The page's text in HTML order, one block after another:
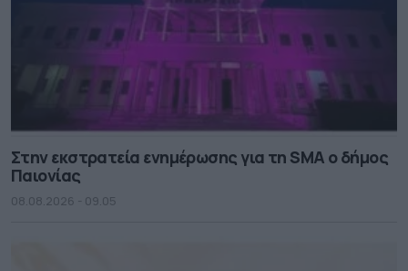
Στην εκστρατεία ενημέρωσης για τη SMA ο δήμος
Παιονίας
08.08.2026 - 09.05